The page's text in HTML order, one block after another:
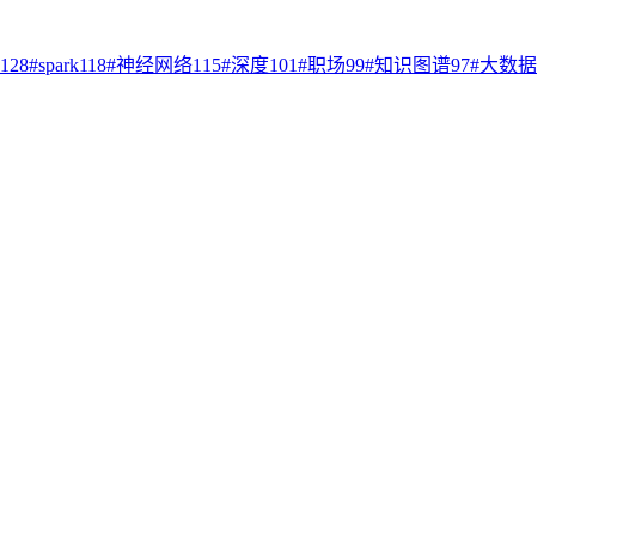
128#spark118#神经网络115#深度101#职场99#知识图谱97#大数据